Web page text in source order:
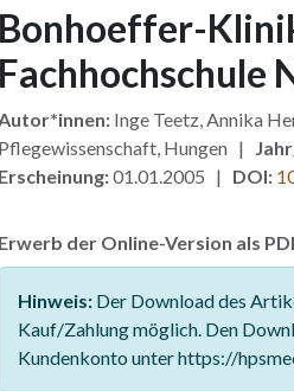
Bonhoeffer-
Fachhochschule
Inge Teetz, Annika
Pflegewissenschaft, Hungen |
Erscheinung:01.01.2005 | DOI:
Erwerb der Online-Version als
Hinweis:Der Download des
Kauf/Zahlung möglich. Den
Kundenkonto unter https://